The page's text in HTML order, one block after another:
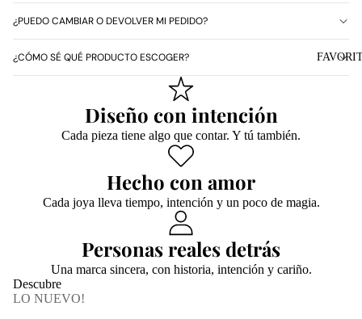
¿PUEDO CAMBIAR O DEVOLVER MI PEDIDO?
¿CÓMO SÉ QUÉ PRODUCTO ESCOGER?
Diseño con intención
Cada pieza tiene algo que contar. Y tú también.
Hecho con amor
Cada joya lleva tiempo, intención y un poco de magia.
Personas reales detrás
Una marca sincera, con historia, intención y cariño.
Descubre
LO NUEVO!